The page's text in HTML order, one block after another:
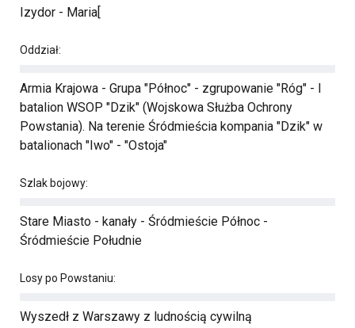
Izydor - Maria[
Oddział:
Armia Krajowa - Grupa "Północ" - zgrupowanie "Róg" - I
batalion WSOP "Dzik" (Wojskowa Służba Ochrony
Powstania). Na terenie Śródmieścia kompania "Dzik" w
batalionach "Iwo" - "Ostoja"
Szlak bojowy:
Stare Miasto - kanały - Śródmieście Północ -
Śródmieście Południe
Losy po Powstaniu:
Wyszedł z Warszawy z ludnością cywilną